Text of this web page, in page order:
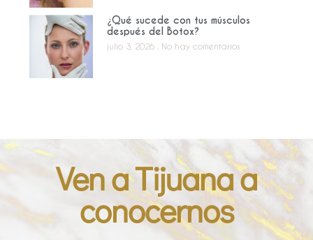
¿Qué sucede con tus músculos
después del Botox?
julio 3, 2026 No hay comentarios
Ven a Tijuana a
conocernos